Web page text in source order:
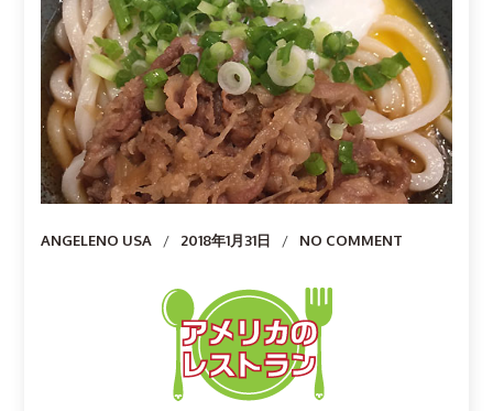
Author
ANGELENO USA 2018年1月31日 NO COMMENT